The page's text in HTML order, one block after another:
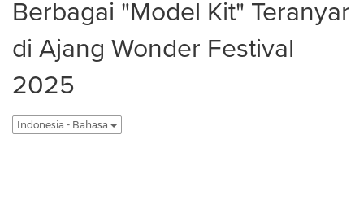
Berbagai "Model Kit" Teranyar
di Ajang Wonder Festival
2025
Indonesia - Bahasa